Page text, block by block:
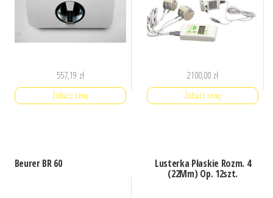
557,19 zł
Zobacz cenę
2100,00 zł
Zobacz cenę
Beurer BR 60 Lusterka Płaskie Rozm. 4
(22Mm) Op. 12szt.